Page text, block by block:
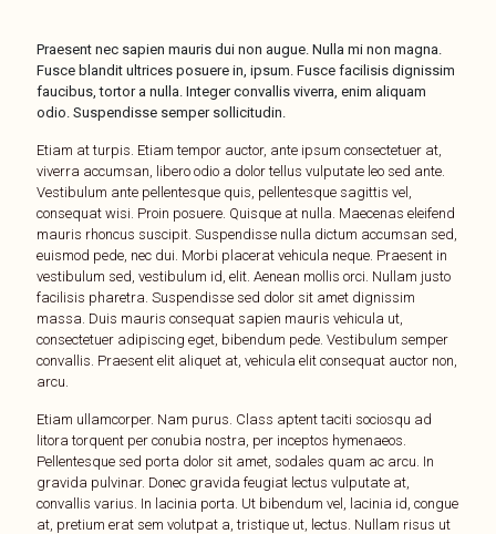
Praesent nec sapien mauris dui non augue. Nulla mi non magna.
Fusce blandit ultrices posuere in, ipsum. Fusce facilisis dignissim
faucibus, tortor a nulla. Integer convallis viverra, enim aliquam
odio. Suspendisse semper sollicitudin.
Etiam at turpis. Etiam tempor auctor, ante ipsum consectetuer at,
viverra accumsan, libero odio a dolor tellus vulputate leo sed ante.
Vestibulum ante pellentesque quis, pellentesque sagittis vel,
consequat wisi. Proin posuere. Quisque at nulla. Maecenas eleifend
mauris rhoncus suscipit. Suspendisse nulla dictum accumsan sed,
euismod pede, nec dui. Morbi placerat vehicula neque. Praesent in
vestibulum sed, vestibulum id, elit. Aenean mollis orci. Nullam justo
facilisis pharetra. Suspendisse sed dolor sit amet dignissim
massa. Duis mauris consequat sapien mauris vehicula ut,
consectetuer adipiscing eget, bibendum pede. Vestibulum semper
convallis. Praesent elit aliquet at, vehicula elit consequat auctor non,
arcu.
Etiam ullamcorper. Nam purus. Class aptent taciti sociosqu ad
litora torquent per conubia nostra, per inceptos hymenaeos.
Pellentesque sed porta dolor sit amet, sodales quam ac arcu. In
gravida pulvinar. Donec gravida feugiat lectus vulputate at,
convallis varius. In lacinia porta. Ut bibendum vel, lacinia id, congue
at, pretium erat sem volutpat a, tristique ut, lectus. Nullam risus ut